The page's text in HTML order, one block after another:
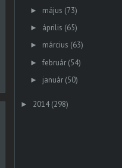
► május (73)
► április (65)
► március (63)
► február (54)
► január (50)
► 2014 (298)